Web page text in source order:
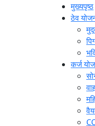
मुख्यपृष्ठ
ठेव
कर्ज